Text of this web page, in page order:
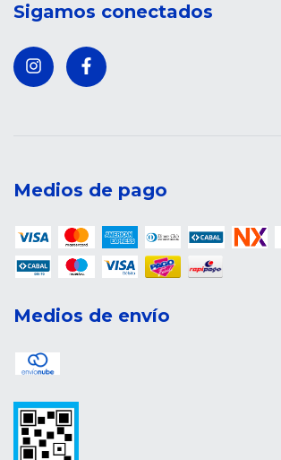
Sigamos conectados
Medios de pago
Medios de envío